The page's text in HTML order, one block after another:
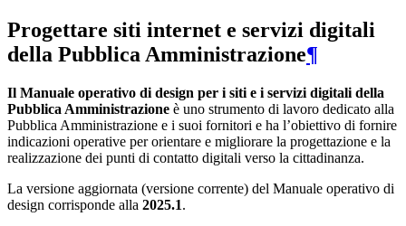
Progettare siti internet e servizi digitali
della Pubblica Amministrazione¶
Il Manuale operativo di design per i siti e i servizi digitali della
Pubblica Amministrazione è uno strumento di lavoro dedicato alla
Pubblica Amministrazione e i suoi fornitori e ha l’obiettivo di fornire
indicazioni operative per orientare e migliorare la progettazione e la
realizzazione dei punti di contatto digitali verso la cittadinanza.
La versione aggiornata (versione corrente) del Manuale operativo di
design corrisponde alla 2025.1.